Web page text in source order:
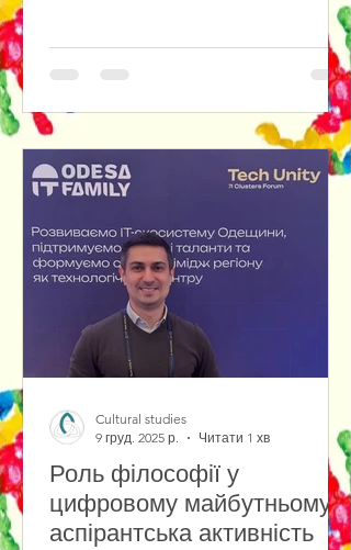
команда фестивалю художниця
Соорганізатори - кафедра
культурології Національного
університету "Одеська політехніка" –
бакалаврів, доцент, кандидат
культурології Овчаренко Т.С,
студентка 4 курсу
Роль філософії у
цифровому майбутньому:
аспірантська активність
Cultural studies
9 груд. 2025 р.
Читати 1 хв